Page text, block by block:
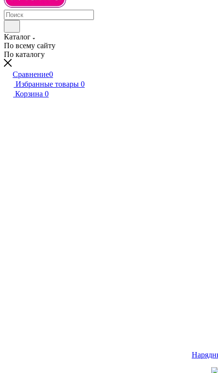
Каталог
По всему сайту
По каталогу
Сравнение0
Избранные товары 0
Корзина 0